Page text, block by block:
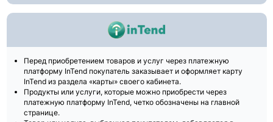
Перед приобретением товаров и услуг через платежную
платформу InTend покупатель заказывает и оформляет карту
InTend из раздела «карты» своего кабинета.
Продукты или услуги, которые можно приобрести через
платежную платформу InTend, четко обозначены на главной
странице.